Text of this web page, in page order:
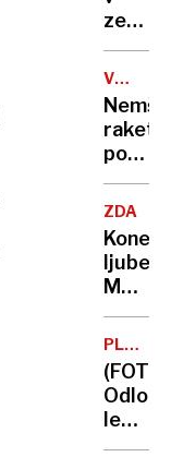
knjigo:
Babica
želela
vnuku
in
trčila
ob
VOJNA
V
pomoč
Kijevu
ZDA
Konec
Musk
do
in
PLAZ
LEDU
(FOTO)
danes